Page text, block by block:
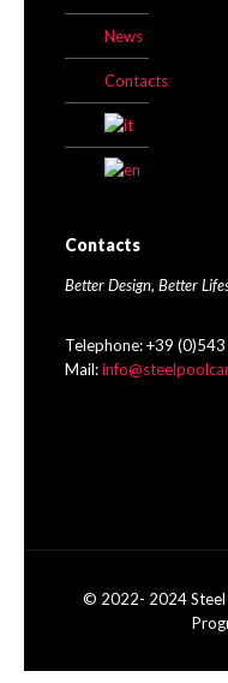
News
Contacts
Contacts
Better Design, Better
Telephone: +39
Mail:
© 2022- 2024 Steel